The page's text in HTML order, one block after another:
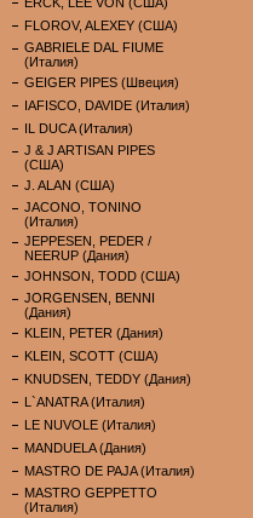
FLOROV, ALEXEY (США)
GABRIELE DAL FIUME
(Италия)
GEIGER PIPES (Швеция)
IAFISCO, DAVIDE (Италия)
IL DUCA (Италия)
J & J ARTISAN PIPES
(США)
J. ALAN (США)
JACONO, TONINO
(Италия)
JEPPESEN, PEDER /
NEERUP (Дания)
JOHNSON, TODD (США)
JORGENSEN, BENNI
(Дания)
KLEIN, PETER (Дания)
KLEIN, SCOTT (США)
KNUDSEN, TEDDY (Дания)
L`ANATRA (Италия)
LE NUVOLE (Италия)
MANDUELA (Дания)
MASTRO DE PAJA (Италия)
MASTRO GEPPETTO
(Италия)